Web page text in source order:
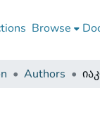
Browse
Authors